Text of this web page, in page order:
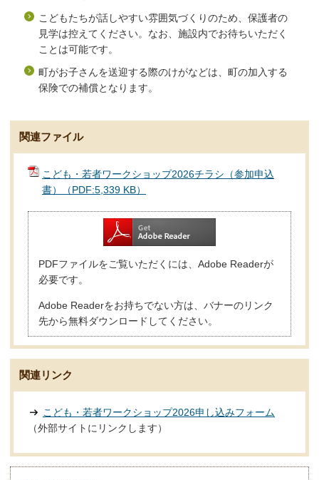
こどもたちが話しやすい雰囲気づくりのため、保護者の
見学は控えてください。なお、施設内でお待ちいただく
ことは可能です。
町がお子さんを送迎する際のけがなどは、町の加入する
保険での補償となります。
関連ファイル
こども・若者ワークショップ2026チラシ（参加申込
書）（PDF:5,339 KB）
PDFファイルをご覧いただくには、Adobe Readerが
必要です。
Adobe Readerをお持ちでない方は、バナーのリンク
先から無料ダウンロードしてください。
関連リンク
こども・若者ワークショップ2026申し込みフォーム
（外部サイトにリンクします）